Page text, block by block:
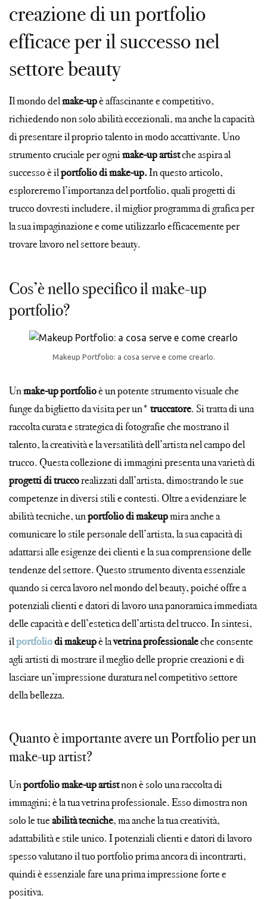
creazione di un portfolio
efficace per il successo nel
settore beauty
Il mondo delmake-upè affascinante e competitivo,
richiedendo non solo abilità eccezionali, ma anche la capacità
di presentare il proprio talento in modo accattivante. Uno
strumento cruciale per ognimake-up artistche aspira al
successo è ilportfolio di make-up.In questo articolo,
esploreremo l’importanza del portfolio, quali progetti di
trucco dovresti includere, il miglior programma di grafica per
la sua impaginazione e come utilizzarlo efficacemente per
trovare lavoro nel settore beauty.
Cos’è nello specifico il make-up
portfolio?
Makeup Portfolio: a cosa serve e come crearlo.
Unmake-up portfolioè un potente strumento visuale che
funge da biglietto da visita per un* truccatore. Si tratta di una
raccolta curata e strategica di fotografie che mostrano il
talento, la creatività e la versatilità dell’artista nel campo del
trucco. Questa collezione di immagini presenta una varietà di
progetti di truccorealizzati dall’artista, dimostrando le sue
competenze in diversi stili e contesti. Oltre a evidenziare le
abilità tecniche, unportfolio di makeupmira anche a
comunicare lo stile personale dell’artista, la sua capacità di
adattarsi alle esigenze dei clienti e la sua comprensione delle
tendenze del settore. Questo strumento diventa essenziale
quando si cerca lavoro nel mondo del beauty, poiché offre a
potenziali clienti e datori di lavoro una panoramica immediata
delle capacità e dell’estetica dell’artista del trucco. In sintesi,
ilportfoliodi makeupè lavetrina professionaleche consente
agli artisti di mostrare il meglio delle proprie creazioni e di
lasciare un’impressione duratura nel competitivo settore
della bellezza.
Quanto è importante avere un Portfolio per un
make-up artist?
Unportfolio make-up artistnon è solo una raccolta di
immagini; è la tua vetrina professionale. Esso dimostra non
solo le tueabilità tecniche, ma anche la tua creatività,
adattabilità e stile unico. I potenziali clienti e datori di lavoro
spesso valutano il tuo portfolio prima ancora di incontrarti,
quindi è essenziale fare una prima impressione forte e
positiva.